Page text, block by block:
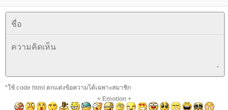
*ใช้ code html ตกแต่งข้อความได้เฉพาะสมาชิก
+ Emotion+